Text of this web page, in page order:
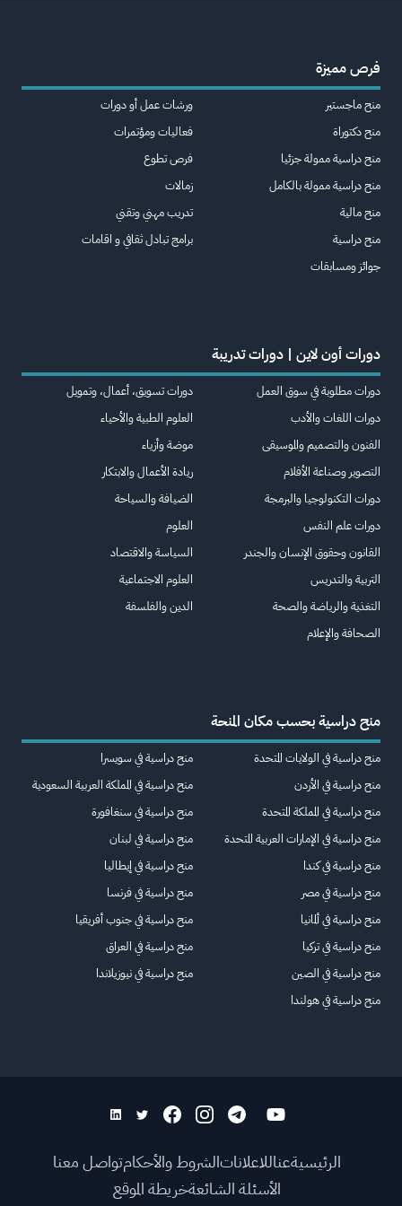
فرص مميزة
منح ماجستير
منح دكتوراة
منح دراسية ممولة جزئيا
منح دراسية ممولة بالكامل
منح مالية
منح دراسية
جوائز ومسابقات
ورشات عمل أو دورات
فعاليات ومؤتمرات
فرص تطوع
زمالات
تدريب مهني وتقني
برامج تبادل ثقافي و اقامات
دورات أون لاين | دورات تدريبة
دورات مطلوبة في سوق العمل
دورات اللغات والأدب
الفنون والتصميم والموسيقى
التصوير وصناعة الأفلام
دورات التكنولوجيا والبرمجة
دورات علم النفس
القانون وحقوق الإنسان والجندر
التربية والتدريس
التغذية والرياضة والصحة
الصحافة والإعلام
دورات تسويق، أعمال، وتمويل
العلوم الطبية والأحياء
موضة وأزياء
ريادة الأعمال والابتكار
الضيافة والسياحة
العلوم
السياسة والاقتصاد
العلوم الاجتماعية
الدين والفلسفة
منح دراسية بحسب مكان المنحة
منح دراسية في الولايات المتحدة
منح دراسية في الأردن
منح دراسية في المملكة المتحدة
منح دراسية في الإمارات العربية المتحدة
منح دراسية في كندا
منح دراسية في مصر
منح دراسية في ألمانيا
منح دراسية في تركيا
منح دراسية في الصين
منح دراسية في هولندا
منح دراسية في سويسرا
منح دراسية في المملكة العربية السعودية
منح دراسية في سنغافورة
منح دراسية في لبنان
منح دراسية في إيطاليا
منح دراسية في فرنسا
منح دراسية في جنوب أفريقيا
منح دراسية في العراق
منح دراسية في نيوزيلاندا
الرئيسيةعناللاعلاناتالشروط والأحكامتواصل معنا
الأسئلة الشائعةخريطة الموقع